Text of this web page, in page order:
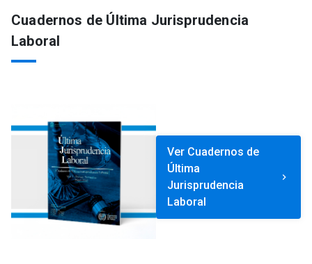
Cuadernos de Última Jurisprudencia
Laboral
Ver Cuadernos de
Última
Jurisprudencia
Laboral
keyboard_arrow_right